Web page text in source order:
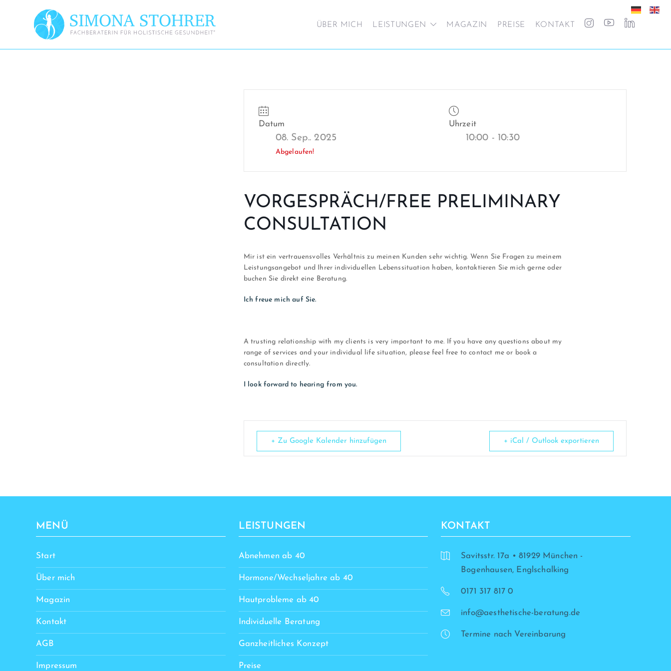
ÜBER MICH LEISTUNGEN MAGAZIN PREISE KONTAKT
Datum
08. Sep.. 2025
Abgelaufen!
Uhrzeit
10:00 - 10:30
VORGESPRÄCH/FREE PRELIMINARY
CONSULTATION
Mir ist ein vertrauensvolles Verhältnis zu meinen Kunden sehr wichtig. Wenn Sie Fragen zu meinem
Leistungsangebot und Ihrer individuellen Lebenssituation haben, kontaktieren Sie mich gerne oder
buchen Sie direkt eine Beratung.
Ich freue mich auf Sie.
A trusting relationship with my clients is very important to me. If you have any questions about my
range of services and your individual life situation, please feel free to contact me or book a
consultation directly.
I look forward to hearing from you.
+ Zu Google Kalender hinzufügen + iCal / Outlook exportieren
MENÜ
Start
Über mich
Magazin
Kontakt
AGB
Impressum
LEISTUNGEN
Abnehmen ab 40
Hormone/Wechseljahre ab 40
Hautprobleme ab 40
Individuelle Beratung
Ganzheitliches Konzept
Preise
KONTAKT
Savitsstr. 17a • 81929 München -
Bogenhausen, Englschalking
0171 317 817 0
info@aesthetische-beratung.de
Termine nach Vereinbarung